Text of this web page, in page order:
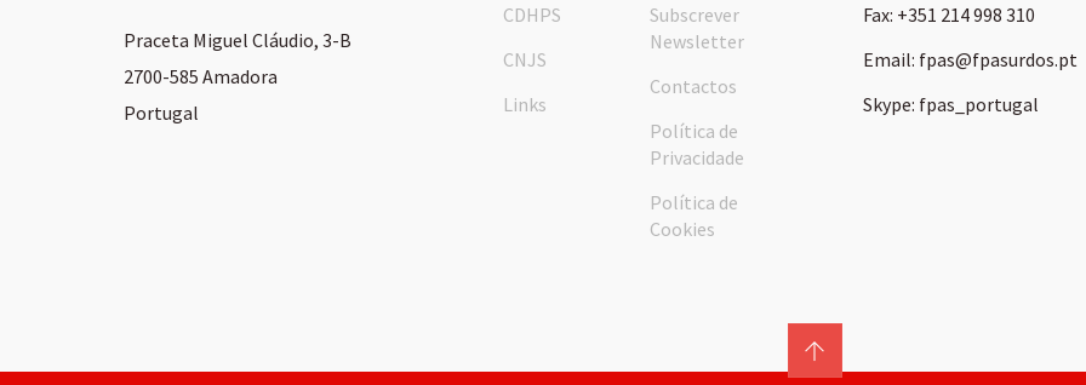
Praceta Miguel Cláudio, 3-B
2700-585 Amadora
Portugal
CDHPS
CNJS
Links
Subscrever
Newsletter
Contactos
Política de
Privacidade
Política de
Cookies
Fax: +351 214 998 310
Email: fpas@fpasurdos.pt
Skype: fpas_portugal